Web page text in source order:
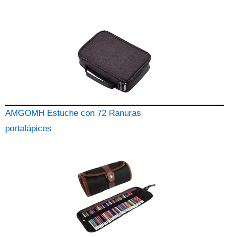
AMGOMH Estuche con 72 Ranuras
portalápices